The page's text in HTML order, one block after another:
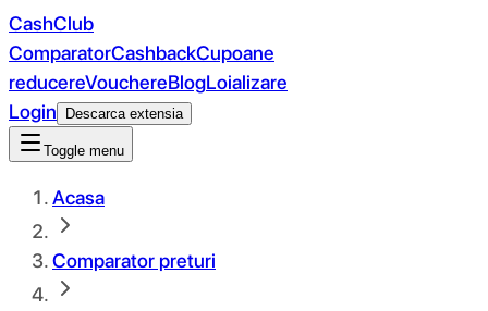
CashClub
ComparatorCashbackCupoane
reducereVouchereBlogLoializare
Login
Descarca extensia
Toggle menu
Acasa
Comparator preturi